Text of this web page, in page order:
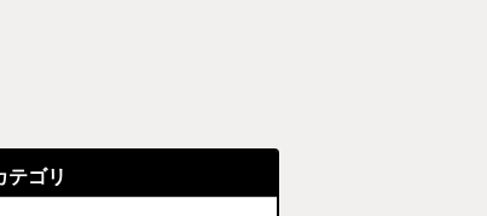
テゴリ